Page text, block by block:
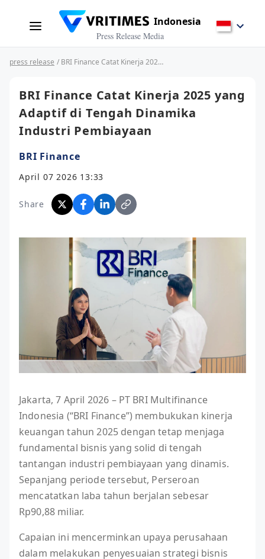
Indonesia
Press Release Media
press release / BRI Finance Catat Kinerja 2025 yang Adaptif di Tengah Dinamika Industri Pembiayaan
BRI Finance Catat Kinerja 2025 yang
Adaptif di Tengah Dinamika
Industri Pembiayaan
BRI Finance
April 07 2026 13:33
Share
Jakarta, 7 April 2026 – PT BRI Multifinance
Indonesia (“BRI Finance”) membukukan kinerja
keuangan tahun 2025 dengan tetap menjaga
fundamental bisnis yang solid di tengah
tantangan industri pembiayaan yang dinamis.
Sepanjang periode tersebut, Perseroan
mencatatkan laba tahun berjalan sebesar
Rp90,88 miliar.
Capaian ini mencerminkan upaya perusahaan
dalam melakukan penyesuaian strategi bisnis